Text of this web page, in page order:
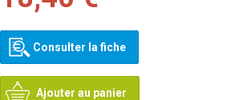
Consulter la fiche
Ajouter au panier